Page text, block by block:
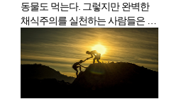
동물도 먹는다. 그렇지만 완벽한
채식주의를 실천하는 사람들은 점
점 늘어나고 있으며 이는 우리나라
뿐만 아니라 전 지구적인 추세다.
반대로 완벽한 육식주의를 실천하
는 사람은 찾아보기 매우 힘들다.